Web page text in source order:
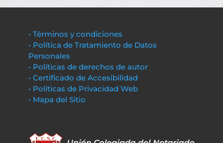
• Términos y condiciones
• Política de Tratamiento de Datos
Personales
• Políticas de derechos de autor
• Certificado de Accesibilidad
• Políticas de Privacidad Web
• Mapa del Sitio